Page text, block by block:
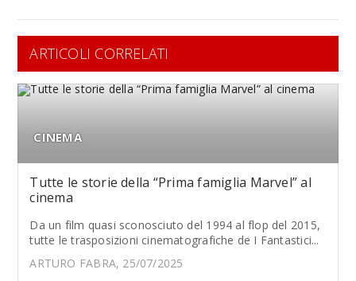
ARTICOLI CORRELATI
CINEMA
Tutte le storie della “Prima famiglia Marvel” al
cinema
Da un film quasi sconosciuto del 1994 al flop del 2015,
tutte le trasposizioni cinematografiche de I Fantastici...
ARTURO FABRA, 25/07/2025